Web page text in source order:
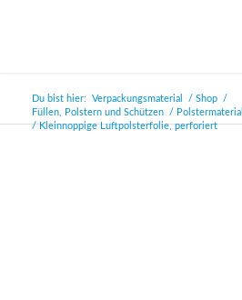
Du bist hier: Verpackungsmaterial / Shop
/
Füllen, Polstern und Schützen
/ Polstermaterial
/ Kleinnoppige Luftpolsterfolie, perforiert